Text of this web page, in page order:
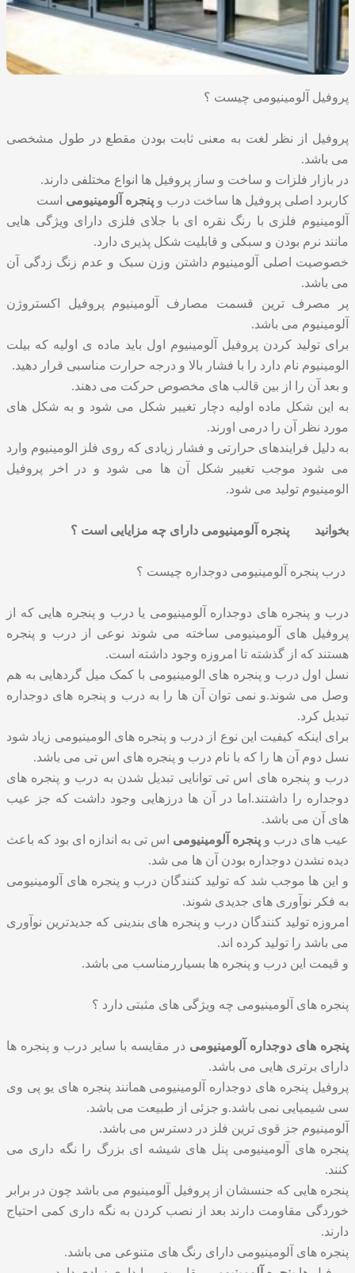
پروفیل آلومینیومی چیست ؟
پروفیل از نظر لغت به معنی ثابت بودن مقطع در طول مشخصی
می باشد.
در بازار فلزات و ساخت و ساز پروفیل ها انواع مختلفی دارند.
کاربرد اصلی پروفیل ها ساخت درب و پنجره آلومینیومی است
آلومینیوم فلزی با رنگ نقره ای با جلای فلزی دارای ویژگی هایی
مانند نرم بودن و سبکی و قابلیت شکل پذیری دارد.
خصوصیت اصلی آلومینیوم داشتن وزن سبک و عدم زنگ زدگی آن
می باشد.
پر مصرف ترین قسمت مصارف آلومینیوم پروفیل اکستروژن
آلومینیوم می باشد.
برای تولید کردن پروفیل آلومینیوم اول باید ماده ی اولیه که بیلت
الومینیوم نام دارد را با فشار بالا و درجه حرارت مناسبی قرار دهید.
و بعد آن را از بین قالب های مخصوص حرکت می دهند.
به این شکل ماده اولیه دچار تغییر شکل می شود و به شکل های
مورد نظر آن را درمی اورند.
به دلیل فرایندهای حرارتی و فشار زیادی که روی فلز الومینیوم وارد
می شود موجب تغییر شکل آن ها می شود و در اخر پروفیل
الومینیوم تولید می شود.
بخوانید پنجره آلومینیومی دارای چه مزایایی است ؟
درب پنجره آلومینیومی دوجداره چیست ؟
درب و پنجره های دوجداره آلومینیومی یا درب و پنجره هایی که از
پروفیل های آلومینیومی ساخته می شوند نوعی از درب و پنجره
هستند که از گذشته تا امروزه وجود داشته است.
نسل اول درب و پنجره های الومینیومی با کمک میل گردهایی به هم
وصل می شوند.و نمی توان آن ها را به درب و پنجره های دوجداره
تبدیل کرد.
برای اینکه کیفیت این نوع از درب و پنجره های الومینیومی زیاد شود
نسل دوم آن ها را که با نام درب و پنجره های اس تی می باشد.
درب و پنجره های اس تی توانایی تبدیل شدن به درب و پنجره های
دوجداره را داشتند.اما در آن ها درزهایی وجود داشت که جز عیب
های آن می باشد.
عیب های درب و پنجره آلومینیومی اس تی به اندازه ای بود که باعث
دیده نشدن دوجداره بودن آن ها می شد.
و این ها موجب شد که تولید کنندگان درب و پنجره های آلومینیومی
به فکر نوآوری های جدیدی شوند.
امروزه تولید کنندگان درب و پنجره های بندینی که جدیدترین نوآوری
می باشد را تولید کرده اند.
و قیمت این درب و پنجره ها بسیاررمناسب می باشد.
پنجره های آلومینیومی چه ویژگی های مثبتی دارد ؟
پنجره های دوجداره آلومینیومی در مقایسه با سایر درب و پنجره ها
دارای برتری هایی می باشد.
پروفیل پنجره های دوجداره آلومینیومی همانند پنجره های یو پی وی
سی شیمیایی نمی باشد.و جزئی از طبیعت می باشد.
آلومینیوم جز قوی ترین فلز در دسترس می باشد.
پنجره های آلومینیومی پنل های شیشه ای بزرگ را نگه داری می
کنند.
پنجره هایی که جنسشان از پروفیل آلومینیوم می باشد چون در برابر
خوردگی مقاومت دارند بعد از نصب کردن به نگه داری کمی احتیاج
دارند.
پنجره های آلومینیومی دارای رنگ های متنوعی می باشد.